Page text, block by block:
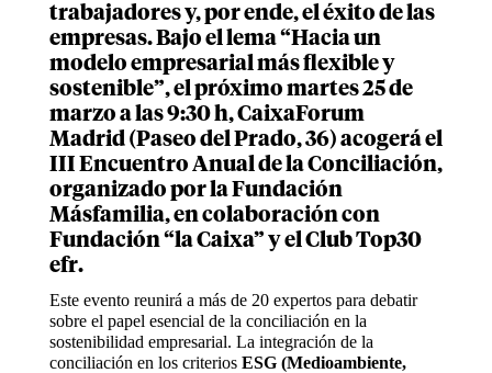
trabajadores y, por ende, el éxito de las
empresas. Bajo el lema“Hacia un
modelo empresarial más flexible y
sostenible”, el próximo martes 25 de
marzo a las 9:30 h, CaixaForum
Madrid (Paseo del Prado, 36) acogerá el
III Encuentro Anual de la Conciliación,
organizado por la Fundación
Másfamilia, en colaboración con
Fundación “la Caixa” y el Club Top30
efr.
Este evento reunirá a más de 20 expertos para debatir
sobre el papel esencial de la conciliación en la
sostenibilidad empresarial. La integración de la
conciliación en los criterios ESG (Medioambiente,